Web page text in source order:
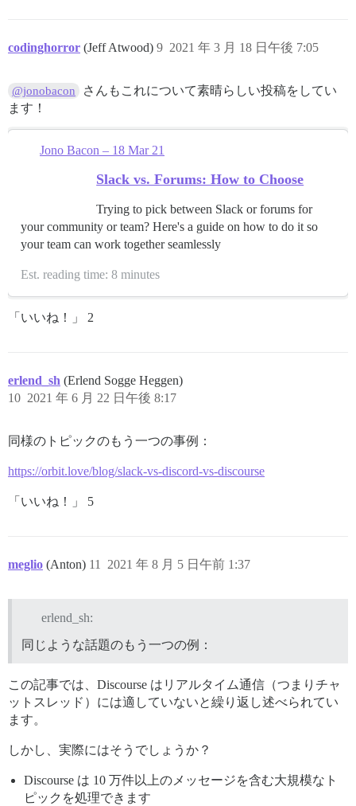
codinghorror (Jeff Atwood) 2021 年 3 月 18 日午後 7:05
9
@jonobacon
さんもこれについて素晴らしい投稿をしてい
ます！
Jono Bacon – 18 Mar 21
Slack vs. Forums: How to Choose
Trying to pick between Slack or forums for
your community or team? Here's a guide on how to do it so
your team can work together seamlessly
Est. reading time: 8 minutes
「いいね！」 2
erlend_sh (Erlend Sogge Heggen)
2021 年 6 月 22 日午後 8:17
10
同様のトピックのもう一つの事例：
https://orbit.love/blog/slack-vs-discord-vs-discourse
「いいね！」 5
meglio (Anton) 2021 年 8 月 5 日午前 1:37
11
erlend_sh:
同じような話題のもう一つの例：
この記事では、Discourse はリアルタイム通信（つまりチャ
ットスレッド）には適していないと繰り返し述べられてい
ます。
しかし、実際にはそうでしょうか？
Discourse は 10 万件以上のメッセージを含む大規模なト
ピックを処理できます